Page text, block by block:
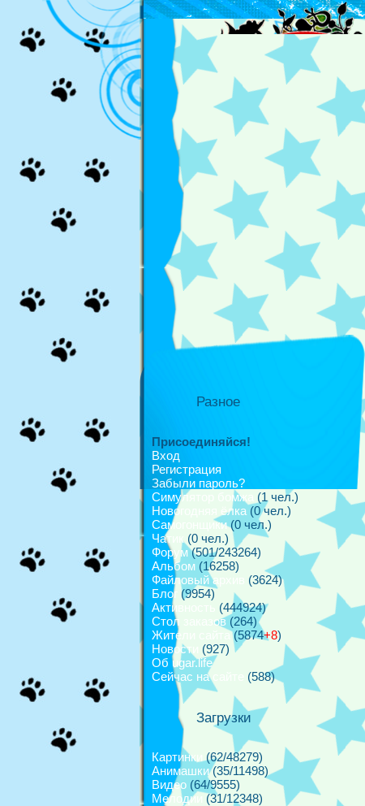
Разное
Присоединяйся!
Вход
Регистрация
Забыли пароль?
Симулятор бомжа
(1 чел.)
Новогодняя ёлка (0 чел.)
Самогонщики(0 чел.)
Чатик (0 чел.)
Форум(501/243264)
Альбом (16258)
Файловый архив
(3624)
Блог (9954)
Активность
(444924)
Стол заказов(264)
Жители сайта(5874+8)
Новости
(927)
Об ugar.life
Сейчас на сайте
(588)
Загрузки
Картинки
(62/48279)
Анимашки(35/11498)
Видео (64/9555)
Мелодии
(31/12348)